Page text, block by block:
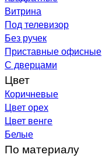
Витрина
Под телевизор
Без ручек
Приставные офисные
С дверцами
Цвет
Коричневые
Цвет орех
Цвет венге
Белые
По материалу